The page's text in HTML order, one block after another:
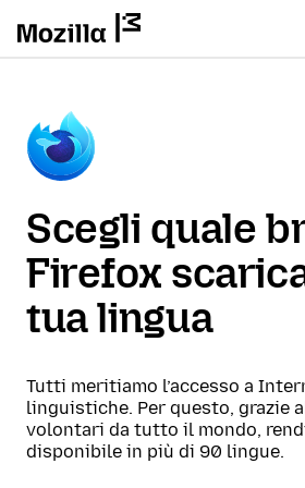
Scegli quale
Firefox
tua lingua
Tutti meritiamo l’accesso a
linguistiche. Per questo, grazie
volontari da tutto il mondo,
disponibile in più di 90 lingue.